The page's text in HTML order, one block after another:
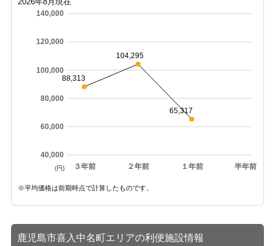
３年前 ２年前 １年前 半年前
40,000
60,000
80,000
100,000
120,000
140,000
88,313
104,295
65,317
(円)
※平均価格は前期時点で計算したものです。
鹿児島市喜入中名町エリアの利便施設情報